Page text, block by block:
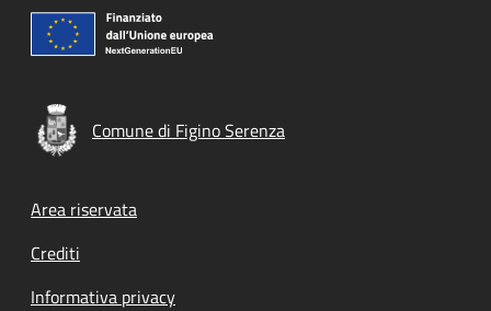
Comune di Figino Serenza
Footer menu
Area riservata
Crediti
Informativa privacy